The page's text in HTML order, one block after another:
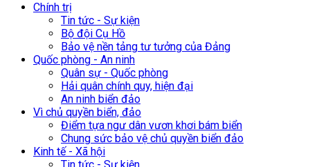
Chính trị
Tin tức - Sự kiện
Bộ đội Cụ Hồ
Bảo vệ nền tảng tư tưởng của Đảng
Quốc phòng - An ninh
Quân sự - Quốc phòng
Hải quân chính quy, hiện đại
An ninh biển đảo
Vì chủ quyền biển, đảo
Điểm tựa ngư dân vươn khơi bám biển
Chung sức bảo vệ chủ quyền biển đảo
Kinh tế - Xã hội